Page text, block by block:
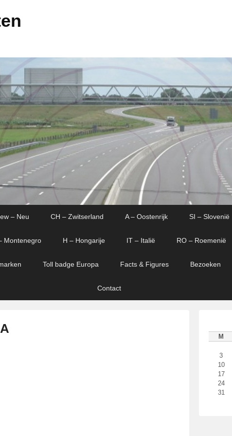
– Neu CH – Zwitserland A – Oostenrijk SI – Slovenië
Montenegro H – Hongarije IT – Italië RO – Roemenië
Toll badge Europa Facts & Figures Bezoeken
Contact
M
3
10
17
24
31